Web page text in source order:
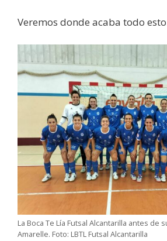
Veremos donde acaba todo
La Boca Te Lía Futsal Alcantarilla antes de
Amarelle. Foto: LBTL Futsal Alcantarilla